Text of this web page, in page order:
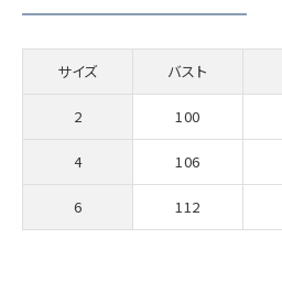
サイズ バスト
2 100
4 106
6 112